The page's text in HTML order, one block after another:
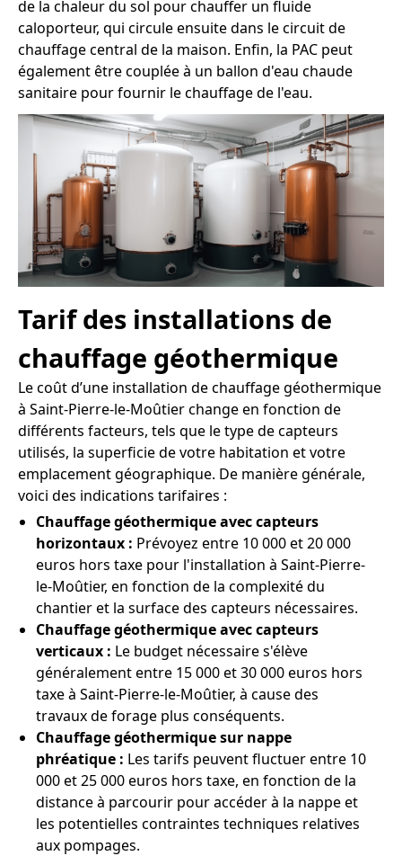
de la chaleur du sol pour chauffer un fluide
caloporteur, qui circule ensuite dans le circuit de
chauffage central de la maison. Enfin, la PAC peut
également être couplée à un ballon d'eau chaude
sanitaire pour fournir le chauffage de l'eau.
Tarif des installations de
chauffage géothermique
Le coût d’une installation de chauffage géothermique
à Saint-Pierre-le-Moûtier change en fonction de
différents facteurs, tels que le type de capteurs
utilisés, la superficie de votre habitation et votre
emplacement géographique. De manière générale,
voici des indications tarifaires :
Chauffage géothermique avec capteurs
horizontaux : Prévoyez entre 10 000 et 20 000
euros hors taxe pour l'installation à Saint-Pierre-
le-Moûtier, en fonction de la complexité du
chantier et la surface des capteurs nécessaires.
Chauffage géothermique avec capteurs
verticaux : Le budget nécessaire s'élève
généralement entre 15 000 et 30 000 euros hors
taxe à Saint-Pierre-le-Moûtier, à cause des
travaux de forage plus conséquents.
Chauffage géothermique sur nappe
phréatique : Les tarifs peuvent fluctuer entre 10
000 et 25 000 euros hors taxe, en fonction de la
distance à parcourir pour accéder à la nappe et
les potentielles contraintes techniques relatives
aux pompages.